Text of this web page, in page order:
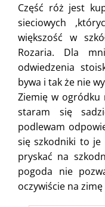
Część róż jest
sieciowych
większość w
Rozaria. Dla
odwiedzenia
bywa i tak że nie
Ziemię w ogródku
staram się
podlewam
się szkodniki to je
pryskać na
pogoda nie
oczywiście na